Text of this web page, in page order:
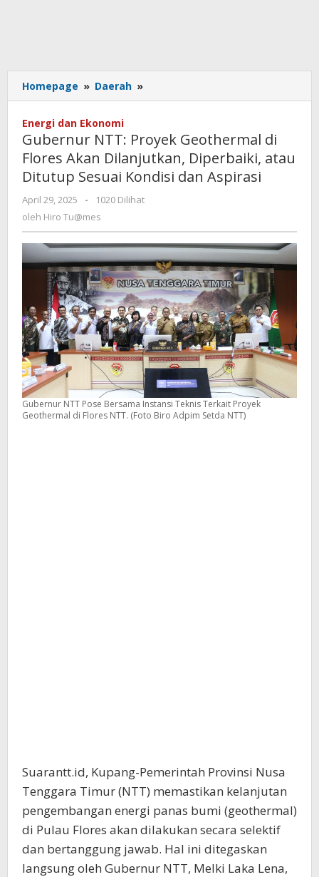
Homepage » Daerah »
NTT:
di
Flores
Akan
Ditutup
Sesuai
Kondisi
dan
Aspirasi
Energi dan Ekonomi
Gubernur NTT: Proyek Geothermal di
Flores Akan Dilanjutkan, Diperbaiki, atau
Ditutup Sesuai Kondisi dan Aspirasi
April 29, 2025
oleh
-
1020 Dilihat
oleh Hiro Tu@mes
Gubernur NTT Pose Bersama Instansi Teknis Terkait Proyek
Geothermal di Flores NTT. (Foto Biro Adpim Setda NTT)
Suarantt.id, Kupang-Pemerintah Provinsi Nusa
Tenggara Timur (NTT) memastikan kelanjutan
pengembangan energi panas bumi (geothermal)
di Pulau Flores akan dilakukan secara selektif
dan bertanggung jawab. Hal ini ditegaskan
langsung oleh Gubernur NTT, Melki Laka Lena,